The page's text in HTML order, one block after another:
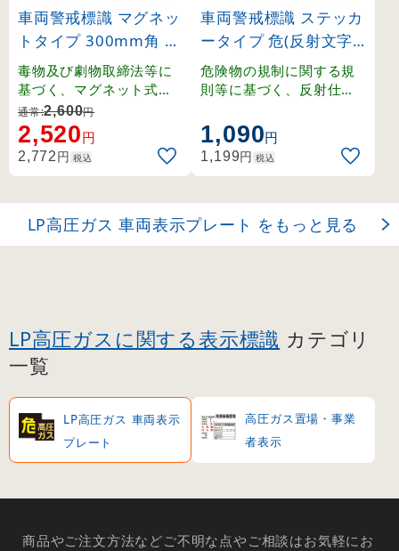
車両警戒標識 マグネッ
トタイプ 300mm角 高
圧ガス(蛍光文字) (430
17)
毒物及び劇物取締法等に
基づく、マグネット式車
両警戒標識。
通常:2,600円
2,520円
2,772円 税込
車両警戒標識 ステッカ
ータイプ 危(反射文字)
300mm角 (44005)
危険物の規制に関する規
則等に基づく、反射仕様
戒標識。
1,090円
1,199円 税込
LP高圧ガス 車両表示プレート をもっと見る
LP高圧ガスに関する表示標識 カテゴリ
一覧
LP高圧ガス 車両表示
プレート
高圧ガス置場・事業
者表示
商品やご注文方法などご不明な点やご相談はお気軽にお